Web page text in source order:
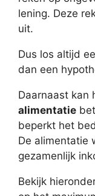
lening. Deze
uit.
Dus los altijd
dan een
Daarnaast kan
alimentatie
beperkt het
De alimentatie
gezamenlijk
Bekijk